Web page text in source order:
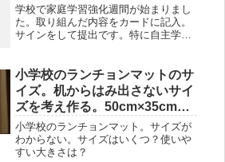
学校で家庭学習強化週間が始まりまし
た。取り組んだ内容をカードに記入。
サインをして提出です。特に自主学習
りがたいなんて思ってしまう。宿題を
終わらせる時間子供たちとのルールで
2...
小学校のランチョンマットのサ
イズ。机からはみ出さないサイ
ズを考え作る。50cm×35cmに
した時。40cm×60cmの机がな
いのでテーブルにマスキングテ
ープを貼って大きさを作る
小学校のランチョンマット。サイズが
わからない。サイズはいくつ？使いや
すい大きさは？